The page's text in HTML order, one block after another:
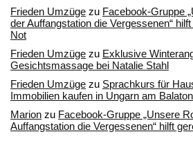
Frieden Umzüge zu Facebook-Gruppe
der Auffangstation die Vergessenen“
Not
Frieden Umzüge zu Exklusive
Gesichtsmassage bei Natalie Stahl
Frieden Umzüge zu Sprachkurs für
Immobilien kaufen in Ungarn am Balaton
Marion zu Facebook-Gruppe „Unsere
Auffangstation die Vergessenen“ hilft